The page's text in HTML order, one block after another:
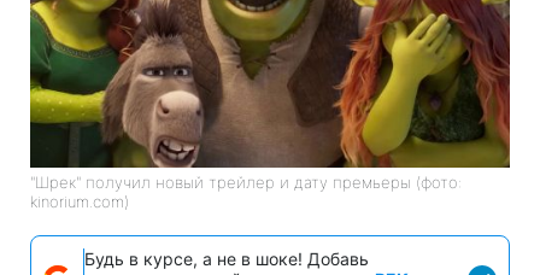
"Шрек" получил новый трейлер и дату премьеры (фото:
kinorium.com)
Будь в курсе, а не в шоке! Добавь